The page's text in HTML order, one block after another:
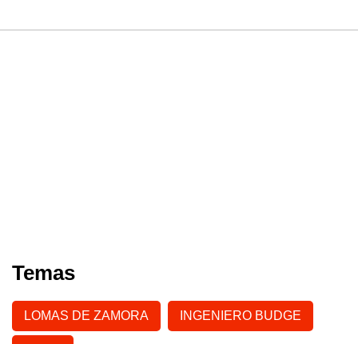
Temas
LOMAS DE ZAMORA INGENIERO BUDGE